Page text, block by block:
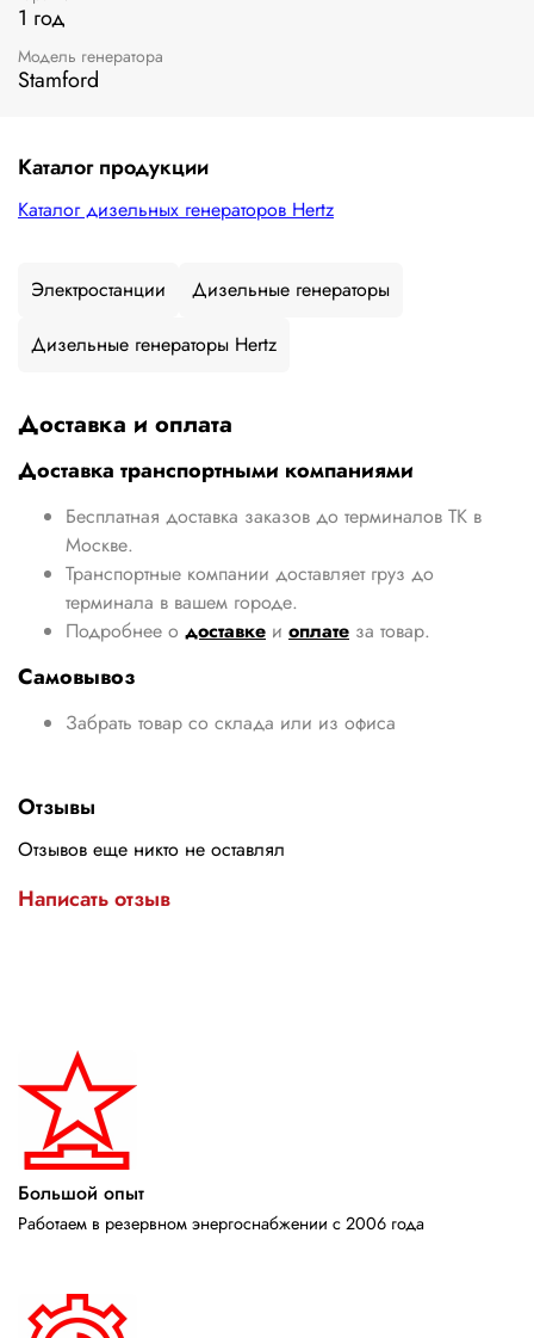
1 год
Модель генератора
Stamford
Каталог продукции
Каталог дизельных генераторов Hertz
Электростанции
Дизельные генераторы
Дизельные генераторы Hertz
Доставка и оплата
Доставка транспортными компаниями
Бесплатная доставка заказов до терминалов ТК в
Москве.
Транспортные компании доставляет груз до
терминала в вашем городе.
Подробнее о доставке и оплате за товар.
Самовывоз
Забрать товар со склада или из офиса
Отзывы
Отзывов еще никто не оставлял
Написать отзыв
Большой опыт
Работаем в резервном энергоснабжении с 2006 года